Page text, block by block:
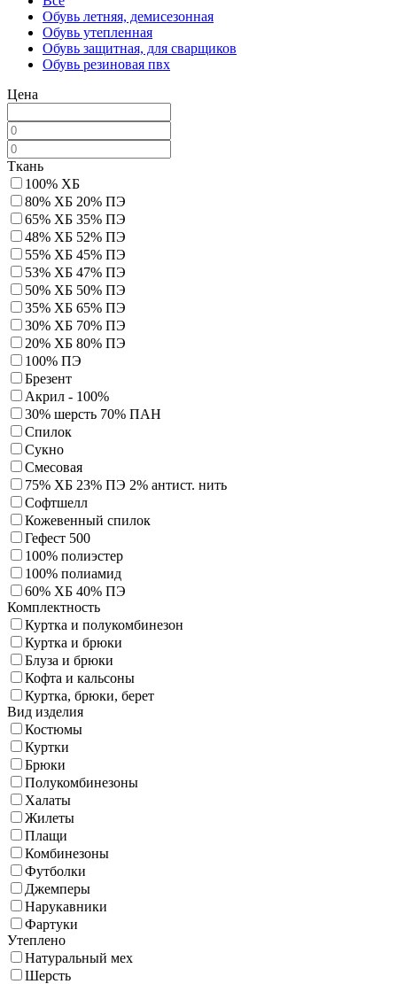
Обувь летняя, демисезонная
Обувь утепленная
Обувь защитная, для сварщиков
Обувь резиновая пвх
Цена
Ткань
100% ХБ
80% ХБ 20% ПЭ
65% ХБ 35% ПЭ
48% ХБ 52% ПЭ
55% ХБ 45% ПЭ
53% ХБ 47% ПЭ
50% ХБ 50% ПЭ
35% ХБ 65% ПЭ
30% ХБ 70% ПЭ
20% ХБ 80% ПЭ
100% ПЭ
Брезент
Акрил - 100%
30% шерсть 70% ПАН
Спилок
Сукно
Смесовая
75% ХБ 23% ПЭ 2% антист. нить
Софтшелл
Кожевенный спилок
Гефест 500
100% полиэстер
100% полиамид
60% ХБ 40% ПЭ
Комплектность
Куртка и полукомбинезон
Куртка и брюки
Блуза и брюки
Кофта и кальсоны
Куртка, брюки, берет
Вид изделия
Костюмы
Куртки
Брюки
Полукомбинезоны
Халаты
Жилеты
Плащи
Комбинезоны
Футболки
Джемперы
Нарукавники
Фартуки
Утеплено
Натуральный мех
Шерсть